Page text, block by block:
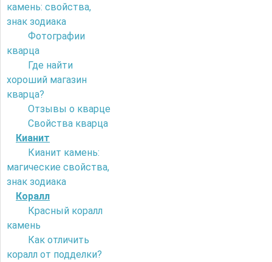
камень: свойства,
знак зодиака
Фотографии
кварца
Где найти
хороший магазин
кварца?
Отзывы о кварце
Свойства кварца
Кианит
Кианит камень:
магические свойства,
знак зодиака
Коралл
Красный коралл
камень
Как отличить
коралл от подделки?